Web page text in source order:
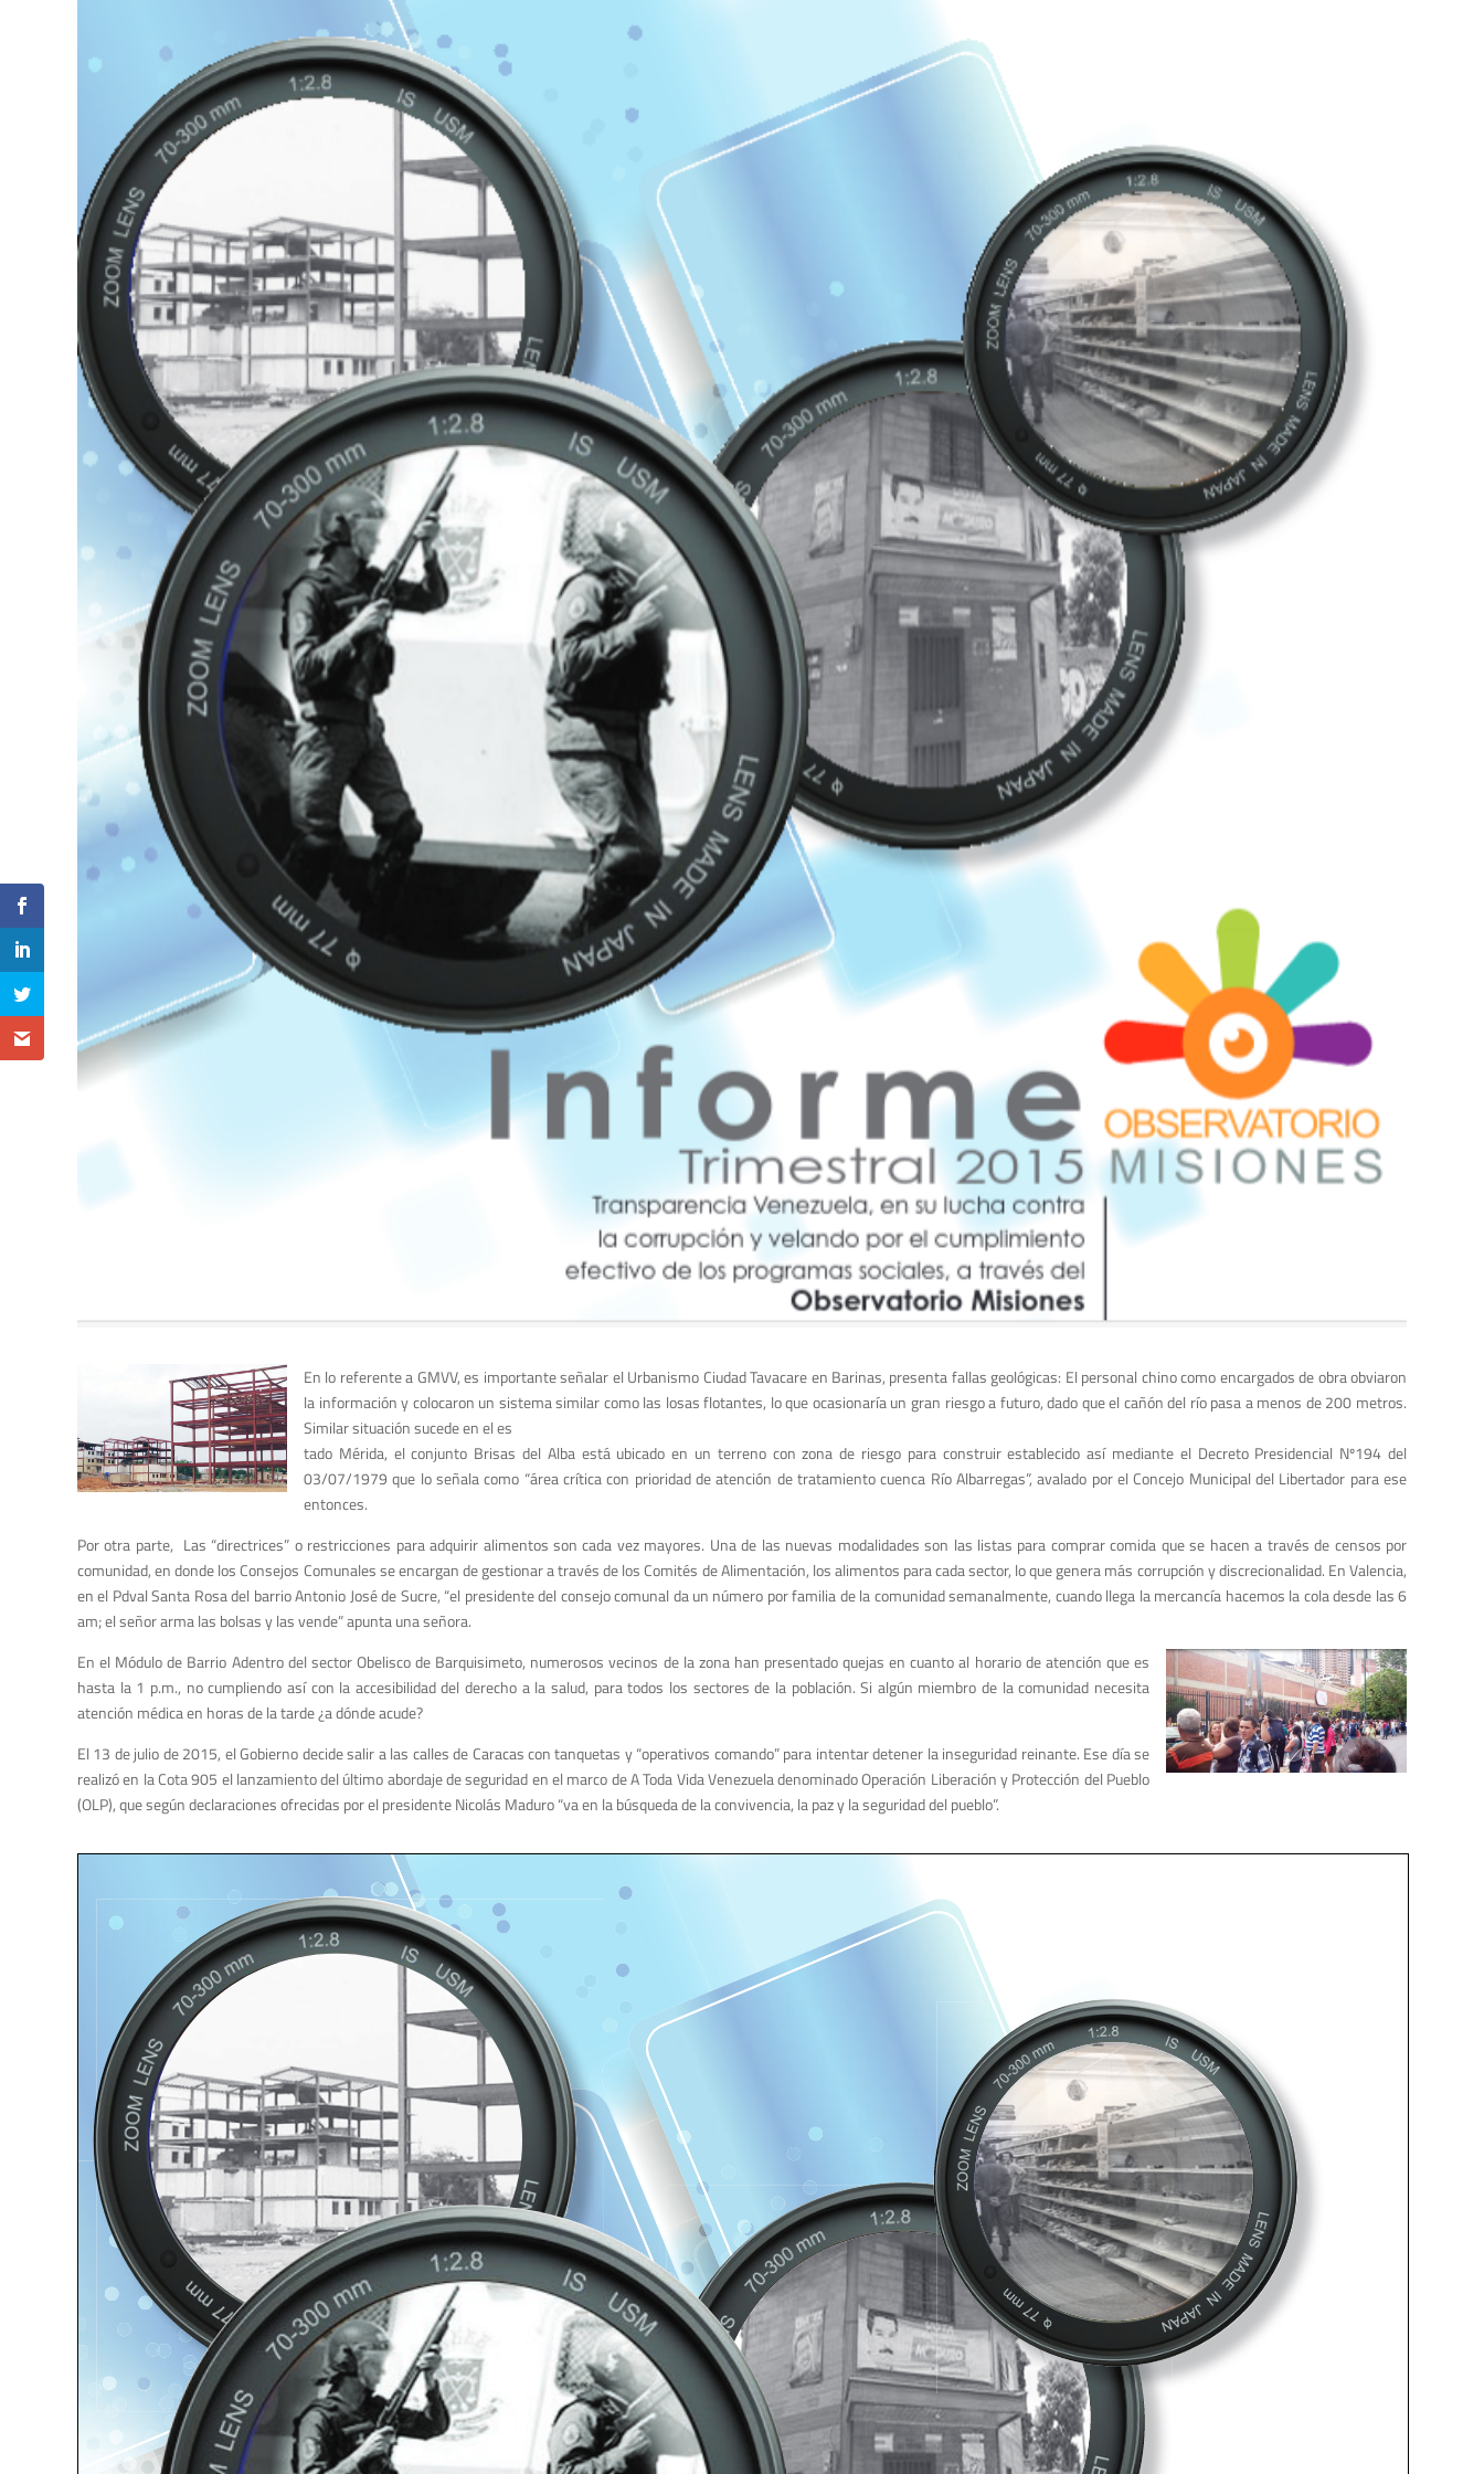
En lo referente a GMVV, es importante señalar el Urbanismo Ciudad Tavacare en Barinas, presenta fallas geológicas: El personal chino como encargados de obra obviaron
la información y colocaron un sistema similar como las losas flotantes, lo que ocasionaría un gran riesgo a futuro, dado que el cañón del río pasa a menos de 200 metros.
Similar situación sucede en el es
tado Mérida, el conjunto Brisas del Alba está ubicado en un terreno con zona de riesgo para construir establecido así mediante el Decreto Presidencial Nº194 del
03/07/1979 que lo señala como “área crítica con prioridad de atención de tratamiento cuenca Río Albarregas”, avalado por el Concejo Municipal del Libertador para ese
entonces.
Por otra parte, Las “directrices” o restricciones para adquirir alimentos son cada vez mayores. Una de las nuevas modalidades son las listas para comprar comida que se hacen a través de censos por
comunidad, en donde los Consejos Comunales se encargan de gestionar a través de los Comités de Alimentación, los alimentos para cada sector, lo que genera más corrupción y discrecionalidad. En Valencia,
en el Pdval Santa Rosa del barrio Antonio José de Sucre, “el presidente del consejo comunal da un número por familia de la comunidad semanalmente, cuando llega la mercancía hacemos la cola desde las 6
am; el señor arma las bolsas y las vende” apunta una señora.
En el Módulo de Barrio Adentro del sector Obelisco de Barquisimeto, numerosos vecinos de la zona han presentado quejas en cuantoal horario de atención que es
hasta la 1 p.m., no cumpliendo así con la accesibilidad del derecho a la salud, para todos los sectores de la población. Si algún miembro de la comunidad necesita
atención médica en horas de la tarde ¿a dónde acude?
El 13 de julio de 2015, el Gobierno decide salir a las calles de Caracas con tanquetas y “operativos comando” para intentar detener la inseguridad reinante. Ese día se
realizó en la Cota 905 el lanzamiento del último abordaje de seguridad en el marco de A Toda Vida Venezuela denominado Operación Liberación y Protección del Pueblo
(OLP), que según declaraciones ofrecidas por el presidente Nicolás Maduro “va en la búsqueda de la convivencia, la paz y la seguridad del pueblo”.